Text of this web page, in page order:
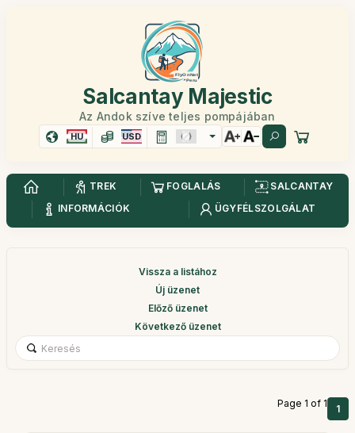
Salcantay Majestic
Az Andok szíve teljes pompájában
HU USD
TREK FOGLALÁS
SALCANTAY
INFORMÁCIÓK
ÜGYFÉLSZOLGÁLAT
Vissza a listához
Új üzenet
Előző üzenet
Következő üzenet
Page 1 of 1 1